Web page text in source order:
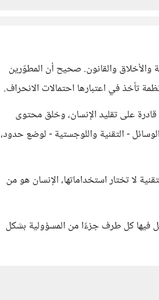
والقانون. صحيح أن المطوّرين
تأخذ في اعتبارها احتمالات الانحراف.
على تقليد الإنسان، وخلق محتوى
- التقنية واللوجستية - لوضع حدود،
لا تختار استخداماتها، الإنسان هو من
فيها كل طرف جزءًا من المسؤولية بشكل